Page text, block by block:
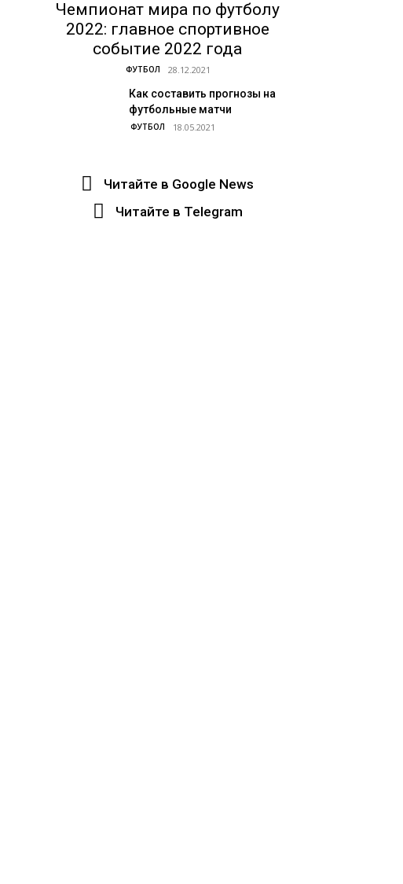
Чемпионат мира по футболу
2022: главное спортивное
событие 2022 года
ФУТБОЛ
Как составить прогнозы на
футбольные матчи
ФУТБОЛ
Читайте в Google News
Читайте в Telegram